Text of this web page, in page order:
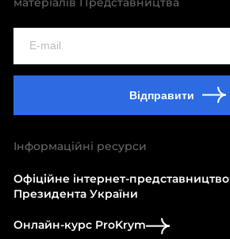
Відправити
Інформаційні ресурси
Офіційне інтернет-представництво
Президента України
Онлайн-курс ProKrym